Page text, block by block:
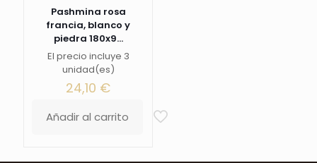
Pashmina rosa
francia, blanco y
piedra 180x9...
El precio incluye 3
unidad(es)
24,10 €
Añadir al carrito